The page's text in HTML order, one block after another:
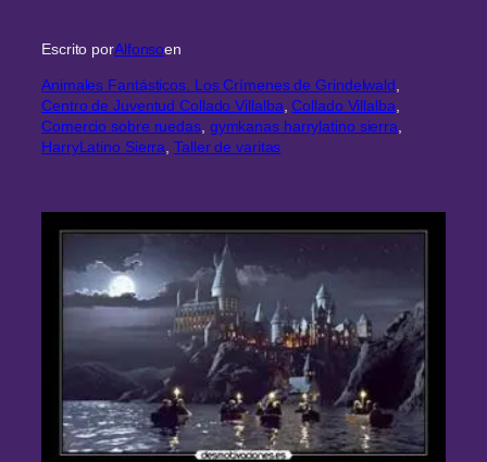
Escrito porAlfonsoen
Animales Fantásticos. Los Crímenes de Grindelwald
Centro de Juventud Collado Villalba , Collado Villalba
Comercio sobre ruedas, gymkanas harrylatino sierra
HarryLatino Sierra , Taller de varitas